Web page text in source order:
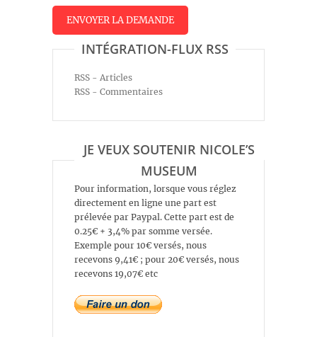
INTÉGRATION-FLUX RSS
RSS - Articles
RSS - Commentaires
JE VEUX SOUTENIR NICOLE’S
MUSEUM
Pour information, lorsque vous réglez
directement en ligne une part est
prélevée par Paypal. Cette part est de
0.25€ + 3,4% par somme versée.
Exemple pour 10€ versés, nous
recevons 9,41€ ; pour 20€ versés, nous
recevons 19,07€ etc